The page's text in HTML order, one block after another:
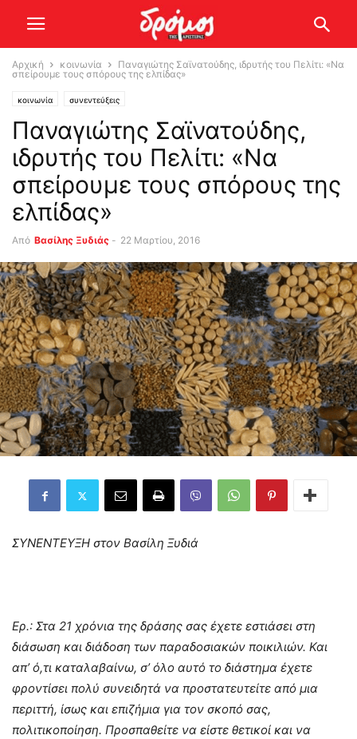
Αρχική κοινωνία
Παναγιώτης Σαϊνατούδης, ιδρυτής του Πελίτι: «Να
σπείρουμε τους σπόρους της ελπίδας»
κοινωνία συνεντεύξεις
Παναγιώτης Σαϊνατούδης,
ιδρυτής του Πελίτι: «Να
σπείρουμε τους σπόρους της
ελπίδας»
Από Βασίλης Ξυδιάς - 22 Μαρτίου, 2016
ΣΥΝΕΝΤΕΥΞΗ στον Βασίλη Ξυδιά
Ερ.: Στα 21 χρόνια της δράσης σας έχετε εστιάσει στη
διάσωση και διάδοση των παραδοσιακών ποικιλιών. Και
απ’ ό,τι καταλαβαίνω, σ’ όλο αυτό το διάστημα έχετε
φροντίσει πολύ συνειδητά να προστατευτείτε από μια
περιττή, ίσως και επιζήμια για τον σκοπό σας,
πολιτικοποίηση. Προσπαθείτε να είστε θετικοί και να